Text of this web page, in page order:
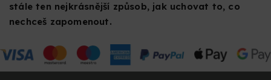
stále ten nejkrásnější způsob, jak uchovat to, co
nechceš zapomenout.